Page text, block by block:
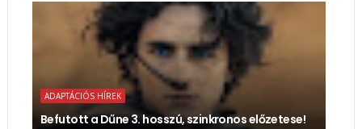
ADAPTÁCIÓS HÍREK
Befutott a Dűne 3. hosszú, szinkronos előzetese!